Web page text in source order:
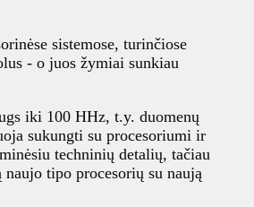
sistemose, turinčiose
- o juos žymiai sunkiau
iki 100 HHz, t.y. duomenų
sukungti su procesoriumi ir
techninių detalių, tačiau
tipo procesorių su naują